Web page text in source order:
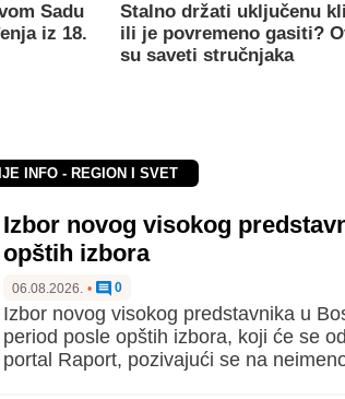
Sadu
iz 18.
Stalno držati uključenu
ili je povremeno gasiti?
su saveti stručnjaka
INFO - REGION I SVET
Izbor novog visokog
opštih izbora
06.08.2026. • 0
Izbor novog visokog predstavnika u
period posle opštih izbora, koji će se
portal Raport, pozivajući se na